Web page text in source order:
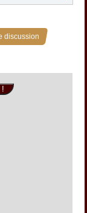
discussion »